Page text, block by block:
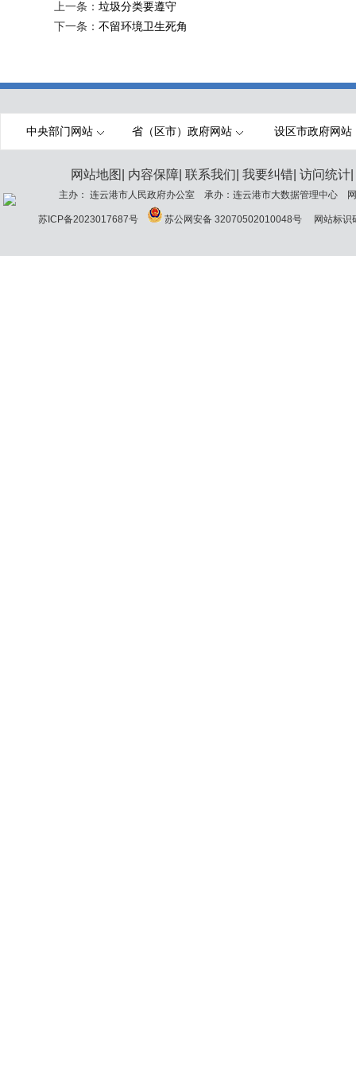
上一条： 垃圾分类要遵守
下一条： 不留环境卫生死角
中央部门网站 省（区市）政府网站 设区市政府网站
网站地图 内容保障| 联系我们 我要纠错| 访问统计|
主办： 连云港市人民政府办公室 承办：连云港市大数据管理中心
苏ICP备2023017687号 苏公网安备 32070502010048号 网站标识